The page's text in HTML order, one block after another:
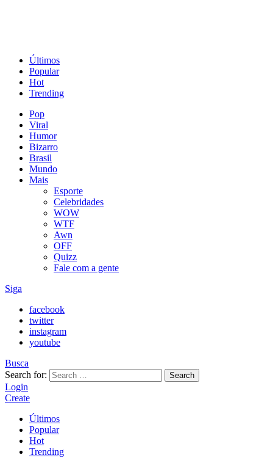
Últimos
Popular
Hot
Trending
Pop
Viral
Humor
Bizarro
Brasil
Mundo
Mais
Esporte
Celebridades
WOW
WTF
Awn
OFF
Quizz
Fale com a gente
Siga
facebook
twitter
instagram
youtube
Busca
Search for:
Search
Login
Create
Últimos
Popular
Hot
Trending